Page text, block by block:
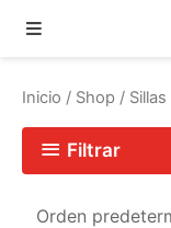
contenido
Inicio / Shop / Sillas
Filtrar